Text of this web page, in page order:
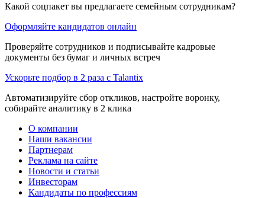
Какой соцпакет вы предлагаете семейным сотрудникам?
Оформляйте кандидатов онлайн
Проверяйте сотрудников и подписывайте кадровые
документы без бумаг и личных встреч
Ускорьте подбор в 2 раза с Talantix
Автоматизируйте сбор откликов, настройте воронку,
собирайте аналитику в 2 клика
О компании
Наши вакансии
Партнерам
Реклама на сайте
Новости и статьи
Инвесторам
Кандидаты по профессиям